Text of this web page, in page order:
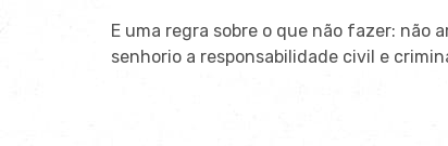
E uma regra sobre o que não fazer: não
senhorio a responsabilidade civil e